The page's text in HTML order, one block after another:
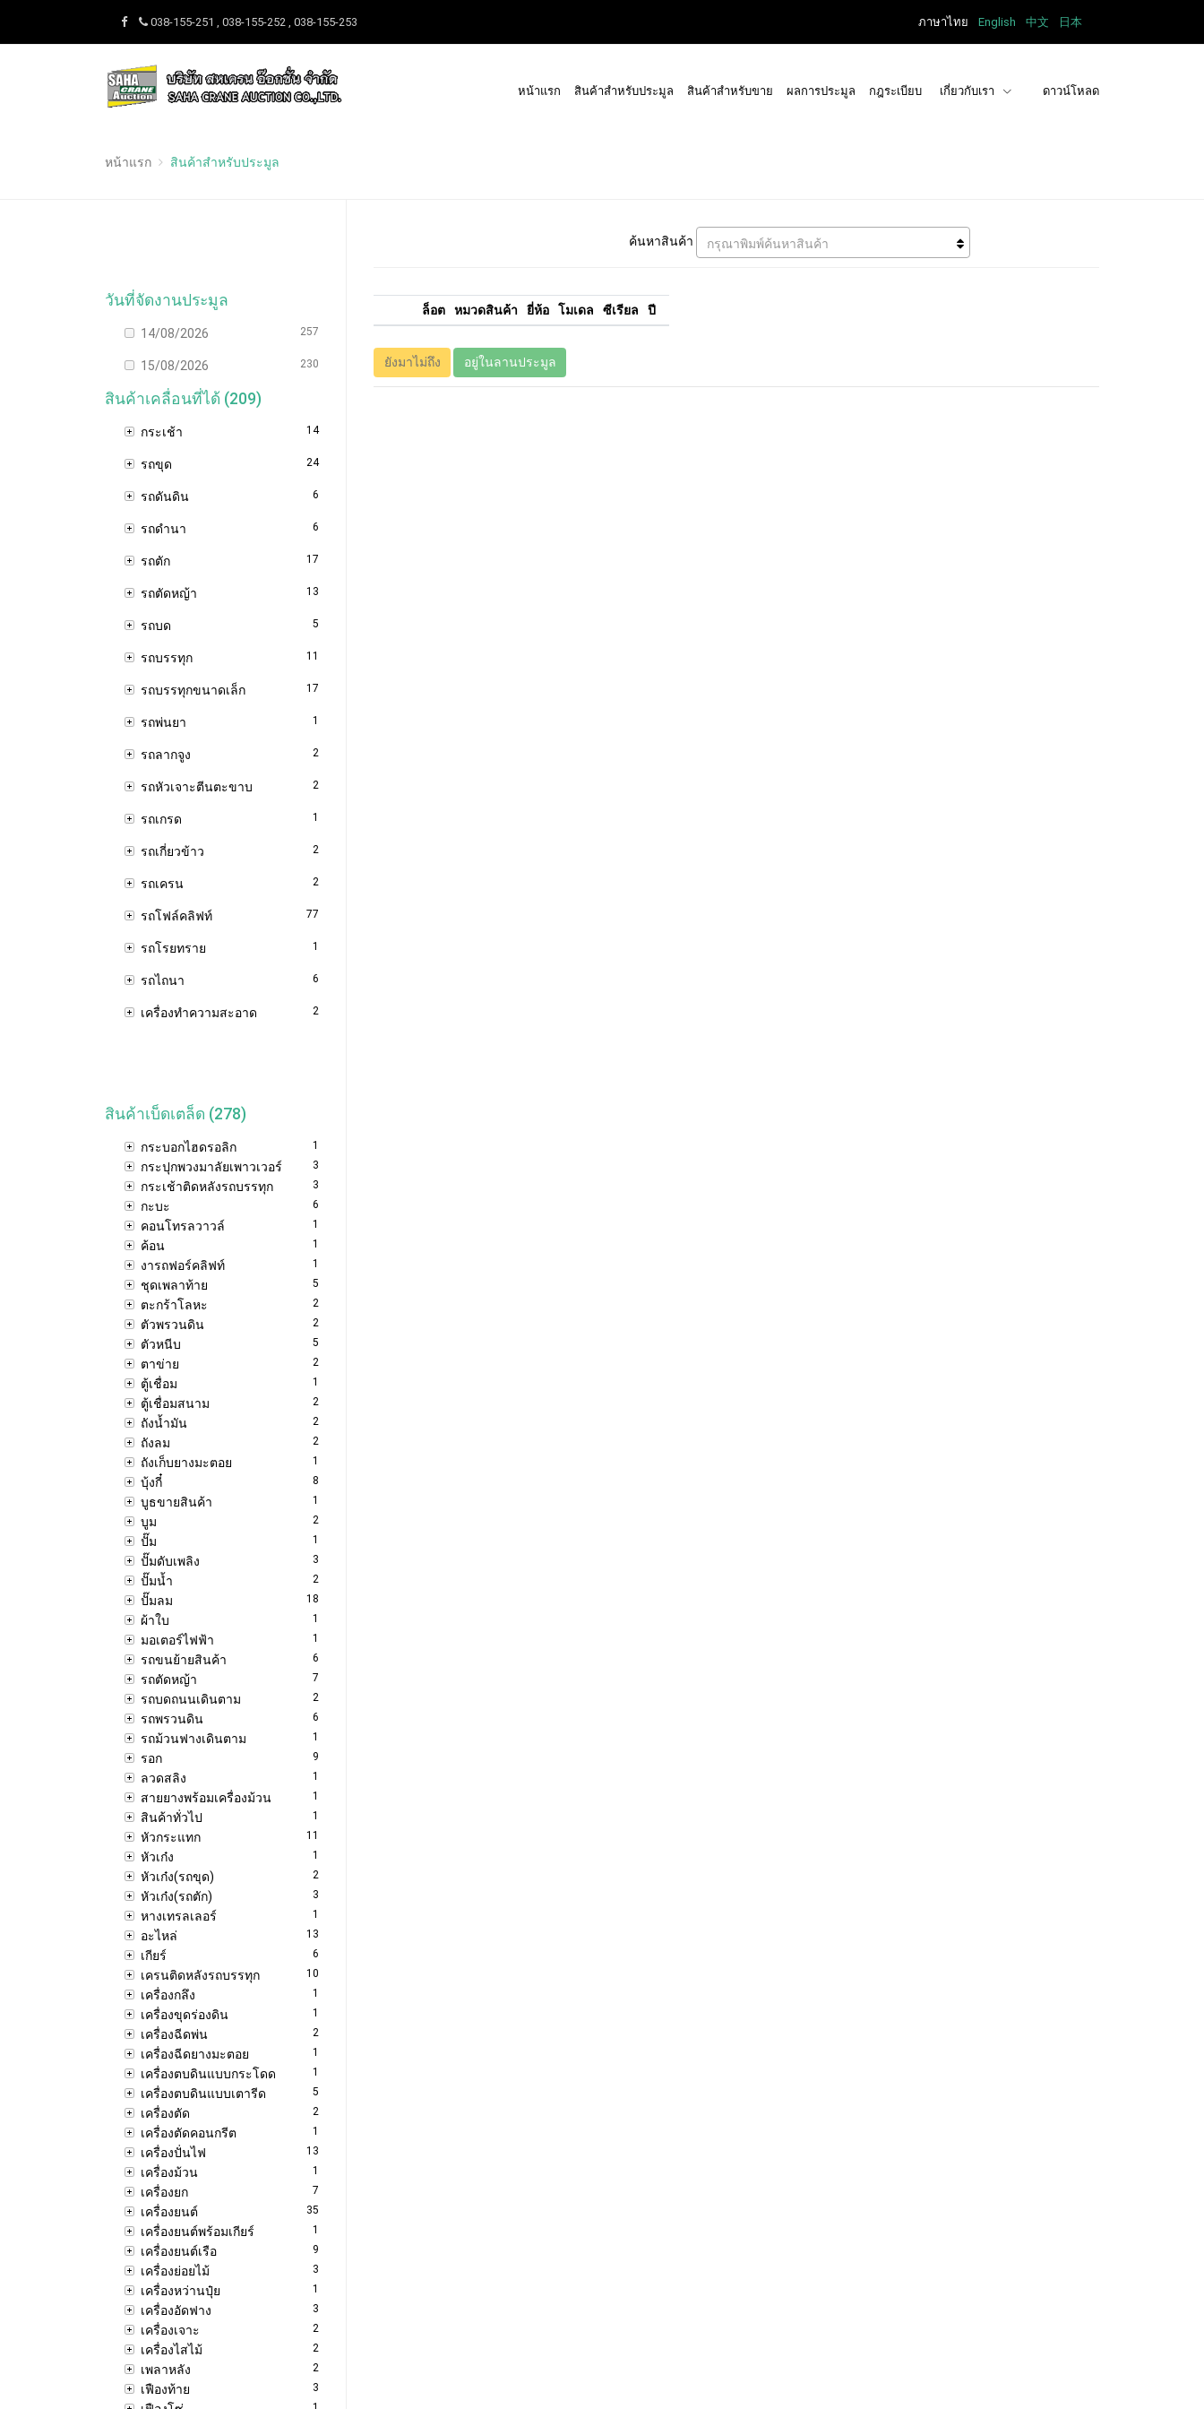
038-155-251 , 038-155-252 , 038-155-253 ภาษาไทย English 中文 日本
หน้าแรก สินค้าสำหรับประมูล สินค้าสำหรับขาย ผลการประมูล กฎระเบียบ เกี่ยวกับเรา ดาวน์โหลด
หน้าแรก สินค้าสำหรับประมูล
วันที่จัดงานประมูล
14/08/2026 257
15/08/2026 230
สินค้าเคลื่อนที่ได้ (209)
กระเช้า 14
รถขุด 24
รถดันดิน 6
รถดำนา 6
รถตัก 17
รถตัดหญ้า 13
รถบด 5
รถบรรทุก 11
รถบรรทุกขนาดเล็ก 17
รถพ่นยา 1
รถลากจูง 2
รถหัวเจาะตีนตะขาบ 2
รถเกรด 1
รถเกี่ยวข้าว 2
รถเครน 2
รถโฟล์คลิฟท์ 77
รถโรยทราย 1
รถไถนา 6
เครื่องทำความสะอาด 2
สินค้าเบ็ดเตล็ด (278)
กระบอกไฮดรอลิก 1
กระปุกพวงมาลัยเพาวเวอร์ 3
กระเช้าติดหลังรถบรรทุก 3
กะบะ 6
คอนโทรลวาวล์ 1
ค้อน 1
งารถฟอร์คลิฟท์ 1
ชุดเพลาท้าย 5
ตะกร้าโลหะ 2
ตัวพรวนดิน 2
ตัวหนีบ 5
ตาข่าย 2
ตู้เชื่อม 1
ตู้เชื่อมสนาม 2
ถังน้ำมัน 2
ถังลม 2
ถังเก็บยางมะตอย 1
บุ้งกี๋ 8
บูธขายสินค้า 1
บูม 2
ปั๊ม 1
ปั๊มดับเพลิง 3
ปั๊มน้ำ 2
ปั๊มลม 18
ผ้าใบ 1
มอเตอร์ไฟฟ้า 1
รถขนย้ายสินค้า 6
รถตัดหญ้า 7
รถบดถนนเดินตาม 2
รถพรวนดิน 6
รถม้วนฟางเดินตาม 1
รอก 9
ลวดสลิง 1
สายยางพร้อมเครื่องม้วน 1
สินค้าทั่วไป 1
หัวกระแทก 11
หัวเก๋ง 1
หัวเก๋ง(รถขุด) 2
หัวเก๋ง(รถตัก) 3
หางเทรลเลอร์ 1
อะไหล่ 13
เกียร์ 6
เครนติดหลังรถบรรทุก 10
เครื่องกลึง 1
เครื่องขุดร่องดิน 1
เครื่องฉีดพ่น 2
เครื่องฉีดยางมะตอย 1
เครื่องตบดินแบบกระโดด 1
เครื่องตบดินแบบเตารีด 5
เครื่องตัด 2
เครื่องตัดคอนกรีต 1
เครื่องปั่นไฟ 13
เครื่องม้วน 1
เครื่องยก 7
เครื่องยนต์ 35
เครื่องยนต์พร้อมเกียร์ 1
เครื่องยนต์เรือ 9
เครื่องย่อยไม้ 3
เครื่องหว่านปุ๋ย 1
เครื่องอัดฟาง 3
เครื่องเจาะ 2
เครื่องไสไม้ 2
เพลาหลัง 2
เฟืองท้าย 3
ค้นหาสินค้า กรุณาพิมพ์ค้นหาสินค้า
ล็อต หมวดสินค้า ยี่ห้อ โมเดล ซีเรียล ปี
ยังมาไม่ถึง อยู่ในลานประมูล